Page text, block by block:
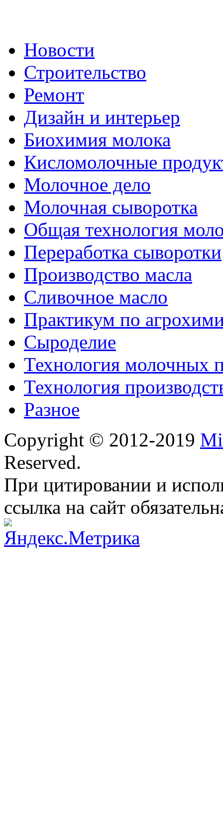
Новости
Строительство
Ремонт
Дизайн и интерьер
Биохимия молока
Кисломолочные
Молочное дело
Молочная сыворотка
Общая технология
Переработка сыворотки
Производство масла
Сливочное масло
Практикум по
Сыроделие
Технология молочных
Технология
Разное
Copyright © 2012-2019
Reserved.
При цитировании и
ссылка на сайт